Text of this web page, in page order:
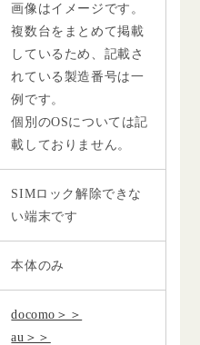
画像はイメージです。
複数台をまとめて掲載
しているため、記載さ
れている製造番号は一
例です。
個別のOSについては記
載しておりません。
SIMロック解除できな
い端末です
本体のみ
docomo＞＞
au＞＞